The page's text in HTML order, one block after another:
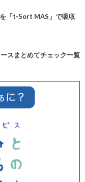
「t-Sort MAS」で吸収
スまとめてチェック一覧